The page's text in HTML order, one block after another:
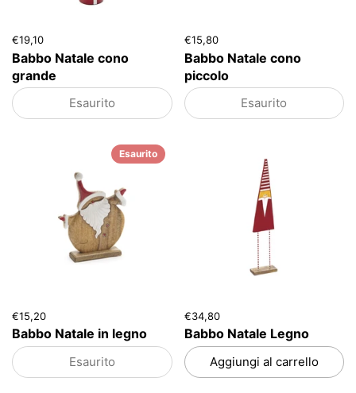
€19,10
Babbo Natale cono
grande
Esaurito
€15,80
Babbo Natale cono
piccolo
Esaurito
€15,20
Babbo Natale in legno
Esaurito
Esaurito
€34,80
Babbo Natale Legno
Aggiungi al carrello